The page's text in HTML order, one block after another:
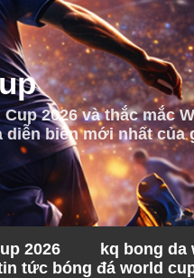
2026 và thắc mắc
biến mới nhất của
2026
kq bong da
tức bóng đá world